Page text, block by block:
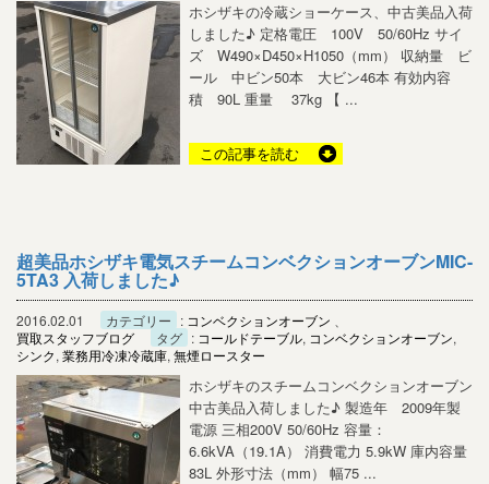
ホシザキの冷蔵ショーケース、中古美品入荷
しました♪ 定格電圧 100V 50/60Hz サイ
ズ W490×D450×H1050（mm） 収納量 ビ
ール 中ビン50本 大ビン46本 有効内容
積 90L 重量 37kg 【 ...
この記事を読む
超美品ホシザキ電気スチームコンベクションオーブンMIC-
5TA3 入荷しました♪
2016.02.01 カテゴリー : コンベクションオーブン
買取スタッフブログ
タグ : コールドテーブル, コンベクションオーブン,
シンク, 業務用冷凍冷蔵庫, 無煙ロースター
ホシザキのスチームコンベクションオーブン
中古美品入荷しました♪ 製造年 2009年製
電源 三相200V 50/60Hz 容量：
6.6kVA（19.1A） 消費電力 5.9kW 庫内容量
83L 外形寸法（mm） 幅75 ...